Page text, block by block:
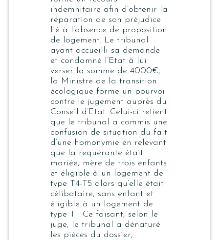
indemnitaire afin d’obtenir la
réparation de son préjudice
lié à l’absence de proposition
de logement. Le tribunal
ayant accueilli sa demande
et condamné l’Etat à lui
verser la somme de 4000€,
la Ministre de la transition
écologique forme un pourvoi
contre le jugement auprès du
Conseil d’Etat. Celui-ci retient
que le tribunal a commis une
confusion de situation du fait
d’une homonymie en relevant
que la requérante était
mariée, mère de trois enfants
et éligible à un logement de
type T4-T5 alors qu’elle était
célibataire, sans enfant et
éligible à un logement de
type T1. Ce faisant, selon le
juge, le tribunal a dénaturé
les pièces du dossier,